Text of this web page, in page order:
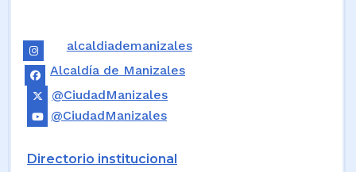
alcaldiademanizales
Alcaldía de Manizales
@CiudadManizales
@CiudadManizales
Directorio institucional